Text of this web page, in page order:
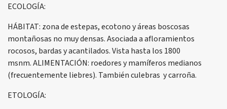
ECOLOGÍA:
HÁBITAT: zona de estepas, ecotono y áreas boscosas
montañosas no muy densas. Asociada a afloramientos
rocosos, bardas y acantilados. Vista hasta los 1800
msnm. ALIMENTACIÓN: roedores y mamíferos medianos
(frecuentemente liebres). También culebras y carroña.
ETOLOGÍA: